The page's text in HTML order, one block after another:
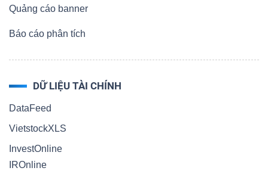
Quảng cáo banner
Báo cáo phân tích
DỮ LIỆU TÀI CHÍNH
DataFeed
VietstockXLS
InvestOnline
IROnline
Công
đầu
Truyền
thông